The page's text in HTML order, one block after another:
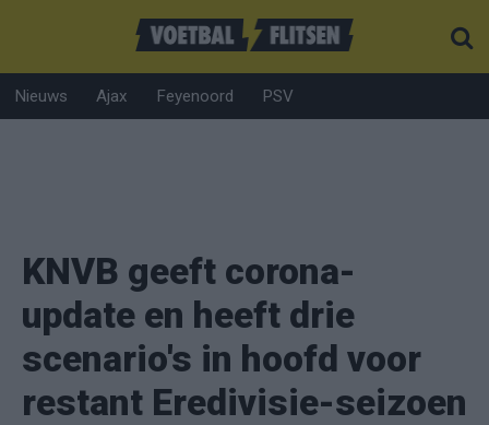
Nieuws Ajax Feyenoord PSV
KNVB geeft corona-
update en heeft drie
scenario's in hoofd voor
restant Eredivisie-seizoen